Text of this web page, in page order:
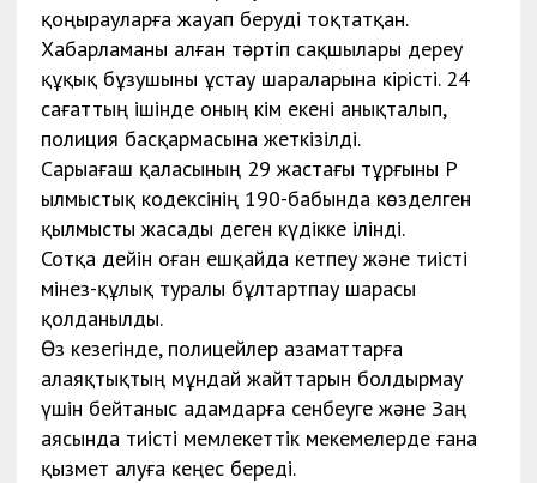
қоңырауларға жауап беруді тоқтатқан.
Хабарламаны алған тәртіп сақшылары дереу
құқық бұзушыны ұстау шараларына кірісті. 24
сағаттың ішінде оның кім екені анықталып,
полиция басқармасына жеткізілді.
Сарыағаш қаласының 29 жастағы тұрғыны ҚР
Қылмыстық кодексінің 190-бабында көзделген
қылмысты жасады деген күдікке ілінді.
Сотқа дейін оған ешқайда кетпеу және тиісті
мінез-құлық туралы бұлтартпау шарасы
қолданылды.
Өз кезегінде, полицейлер азаматтарға
алаяқтықтың мұндай жайттарын болдырмау
үшін бейтаныс адамдарға сенбеуге және Заң
аясында тиісті мемлекеттік мекемелерде ғана
қызмет алуға кеңес береді.